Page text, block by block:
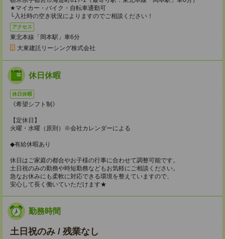
★マイカー・バイク・自転車通勤可
└入社時の空き状況によりますのでご相談ください！
アクセス
東北本線「岡本駅」車6分
大東建託リーシング株式会社
休日休暇
休日休暇
《希望シフト制》
【定休日】
火曜・水曜（原則）※会社カレンダーによる
◆有給休暇あり
休日はご家庭の都合やお子様の行事に合わせて調整可能です。
土日祝のみの勤務や時短勤務などもお気軽にご相談ください。
急なお休みにも柔軟に対応できる環境を整えていますので、
安心して長く働いていただけます★
勤務時間
土日祝のみ / 残業なし